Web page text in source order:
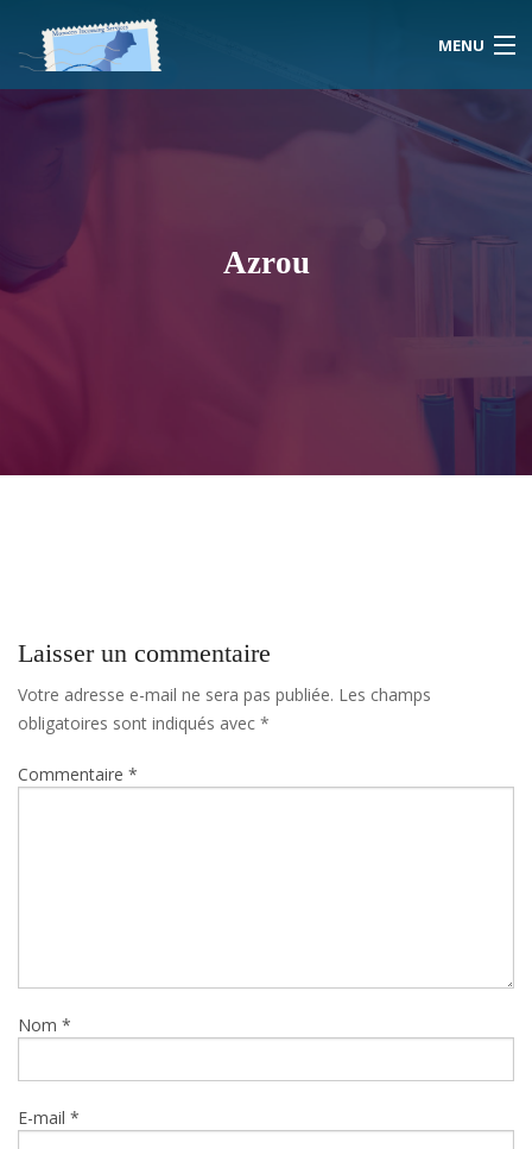
MENU
About Us Azrou
Laisser un commentaire
Votre adresse e-mail ne sera pas publiée. Les champs
obligatoires sont indiqués avec *
Commentaire *
Nom *
E-mail *